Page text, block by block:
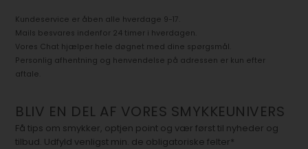
Kundeservice er åben alle hverdage 9-17.
Mails besvares indenfor 24 timer i hverdagen.
Vores Chat hjælper hele døgnet med dine spørgsmål.
Personlig afhentning og henvendelse på adressen er kun efter
aftale.
BLIV EN DEL AF VORES SMYKKEUNIVERS
Få tips om smykker, optjen point og vær først til nyheder og
tilbud. Udfyld venligst min. de obligatoriske felter*